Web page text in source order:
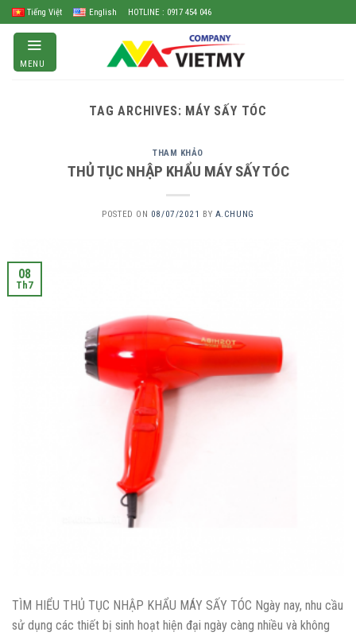
Skip
to
content
Tiếng Việt English HOTLINE : 0917 454 046
MENU
TAG ARCHIVES: MÁY SẤY TÓC
THAM KHẢO
THỦ TỤC NHẬP KHẨU MÁY SẤY TÓC
POSTED ON 08/07/2021 BY A.CHUNG
08
Th7
TÌM HIỂU THỦ TỤC NHẬP KHẨU MÁY SẤY TÓC Ngày nay, nhu cầu
sử dụng các thiết bị sinh hoạt hiện đại ngày càng nhiều và không